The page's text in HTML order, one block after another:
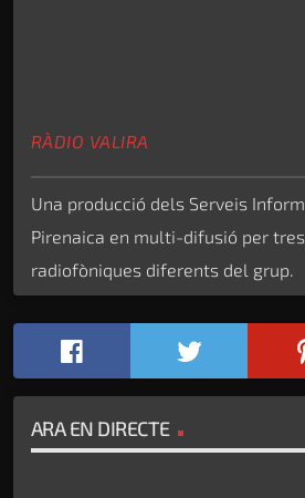
RÀDIO VALIRA
Una producció dels Serveis
Pirenaica en multi-difusió per
radiofòniques diferents del grup.
ARA EN DIRECTE